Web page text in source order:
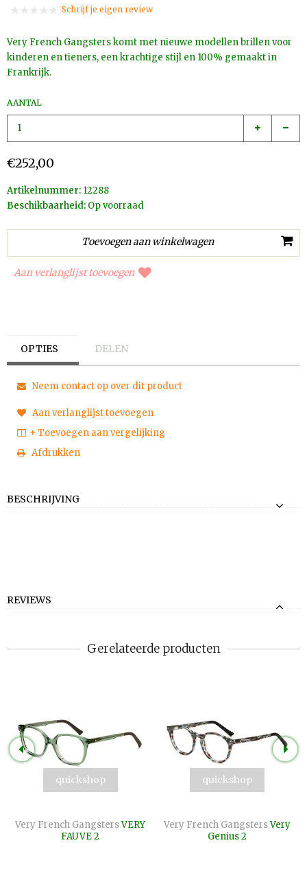
Schrijf je eigen review
Very French Gangsters komt met nieuwe modellen brillen voor
kinderen en tieners, een krachtige stijl en 100% gemaakt in
Frankrijk.
AANTAL
€252,00
Artikelnummer: 12288
Beschikbaarheid: Op voorraad
Aan verlanglijst toevoegen
OPTIES DELEN
Neem contact op over dit product
Aan verlanglijst toevoegen
+ Toevoegen aan vergelijking
Afdrukken
BESCHRIJVING
REVIEWS
Gerelateerde producten
quickshop
Very French GangstersVERY
FAUVE 2
quickshop
Very French GangstersVery
Genius 2